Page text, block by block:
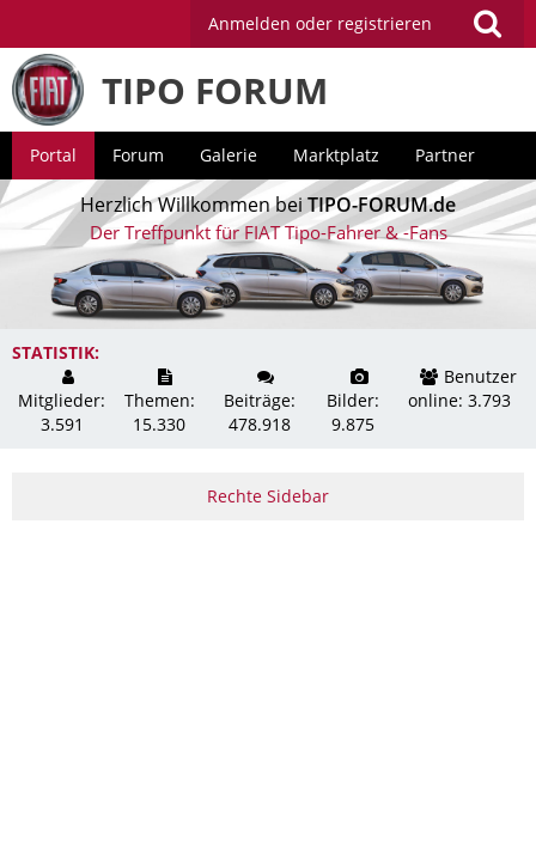
Anmelden oder registrieren
TIPO FORUM
Portal Forum Galerie Marktplatz Partner
Herzlich Willkommen bei TIPO-FORUM.de
Der Treffpunkt für FIAT Tipo-Fahrer & -Fans
STATISTIK:
Mitglieder:
3.591
Themen:
15.330
Beiträge:
478.918
Bilder:
9.875
Benutzer
online: 3.793